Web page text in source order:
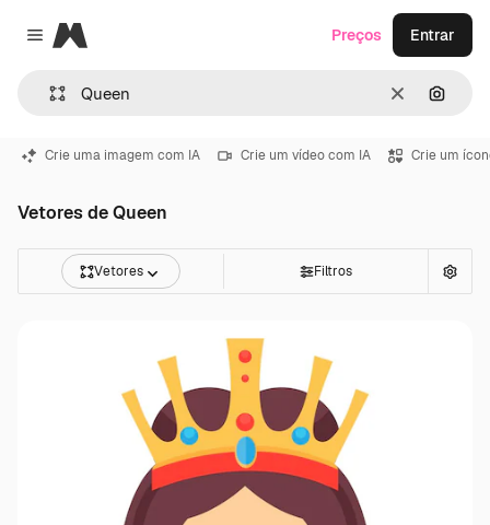
Close menu
Magnific
Limpar
Preços Entrar
Crie uma imagem com IA Crie um vídeo com IA Crie um
Vetores de Queen
Vetores Filtros